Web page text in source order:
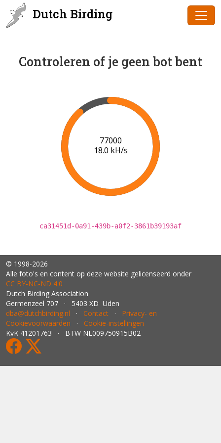
Dutch Birding
Controleren of je geen bot bent
79000
18.1 kH/s
ca31451d-0a91-439b-a0f2-3861b39193af
© 1998-2026
Alle foto's en content op deze website gelicenseerd onder
CC BY‑NC‑ND 4.0
Dutch Birding Association
Germenzeel 707 · 5403 XD Uden
dba@dutchbirding.nl · Contact · Privacy- en
Cookievoorwaarden · Cookie-instellingen
KvK 41201763 · BTW NL009750915B02